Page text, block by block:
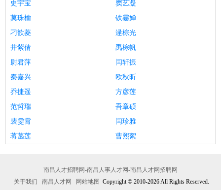
史宇宝
窦艺凝
莫珠榆
铁霎婵
刁歆菱
逯棕光
井紫倩
禹棕帆
尉君萍
闫轩振
秦嘉兴
欧秋昕
乔捷遥
方彦莲
范哲瑞
吾章硕
裴雯霄
闫珍雅
蒋菡莲
曹熙絮
南昌人才招聘网-南昌人事人才网-南昌人才网招聘网
关于我们
南昌人才网 网站地图 Copyright © 2010-2026 All Rights Reserved.